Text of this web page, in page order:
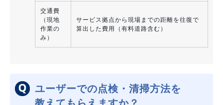
交通費
（現地
作業の
み）
サービス拠点から現場までの距離を往復で
算出した費用（有料道路含む）
ユーザーでの点検・清掃方法を